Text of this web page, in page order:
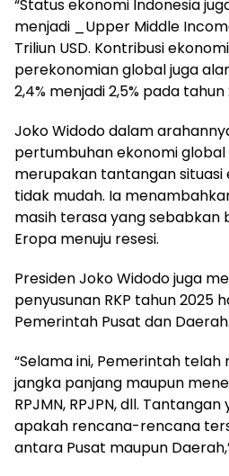
“Status ekonomi Indonesia
menjadi _Upper Middle
Triliun USD. Kontribusi
perekonomian global juga
2,4% menjadi 2,5% pada
Joko Widodo dalam
pertumbuhan ekonomi global
merupakan tantangan situasi
tidak mudah. Ia
masih terasa yang sebabkan
Eropa menuju resesi.
Presiden Joko Widodo juga
penyusunan RKP tahun 2025
Pemerintah Pusat dan Daerah.
“Selama ini, Pemerintah
jangka panjang maupun
RPJMN, RPJPN, dll.
apakah rencana-rencana
antara Pusat maupun